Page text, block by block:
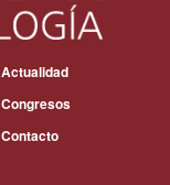
Actualidad
Congresos
Contacto